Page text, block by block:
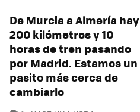
De Murcia a Almería hay
200 kilómetros y 10
horas de tren pasando
por Madrid. Estamos un
pasito más cerca de
cambiarlo